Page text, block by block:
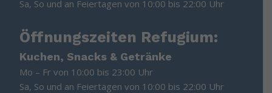
Sa, So und an Feiertagen von 10:00 bis 22:00 Uhr
Öffnungszeiten Refugium:
Kuchen, Snacks & Getränke
Mo – Fr von 10:00 bis 23:00 Uhr
Sa, So und an Feiertagen von 10:00 bis 22:00 Uhr